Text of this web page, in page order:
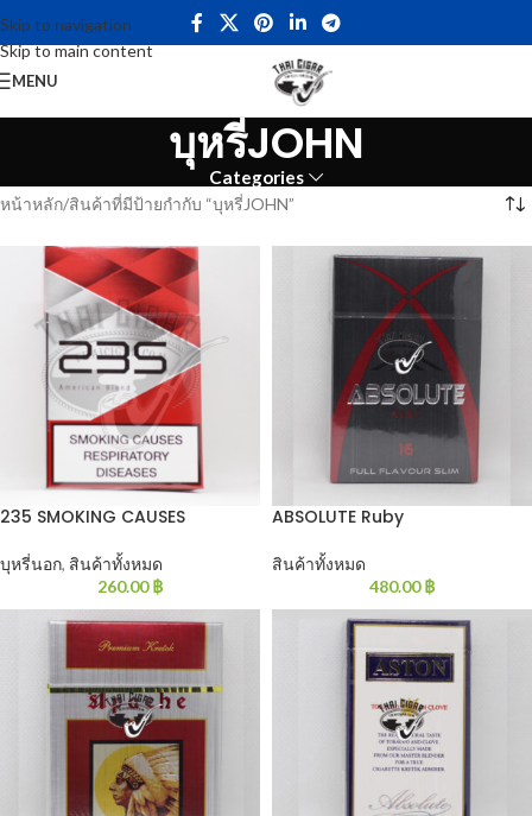
Skip to navigation
Skip to main content
MENU
บุหรี่JOHN
Categories
หน้าหลัก สินค้าที่มีป้ายกำกับ “บุหรี่JOHN”
235 SMOKING CAUSES
บุหรี่นอก, สินค้าทั้งหมด
260.00฿
ABSOLUTE Ruby
สินค้าทั้งหมด
480.00฿